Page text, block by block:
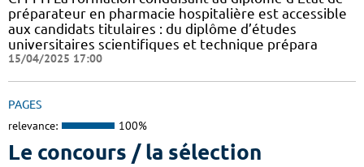
préparateur en pharmacie hospitalière est accessible
aux candidats titulaires : du diplôme d’études
universitaires scientifiques et technique prépara
15/04/2025 17:00
PAGES
relevance: 100%
Le concours / la sélection